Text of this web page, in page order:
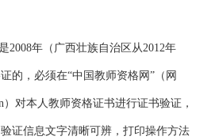
2008年（广西壮族自治区从2012年
的，必须在“中国教师资格网”（网
）对本人教师资格证书进行证书验证，
证信息文字清晰可辨，打印操作方法